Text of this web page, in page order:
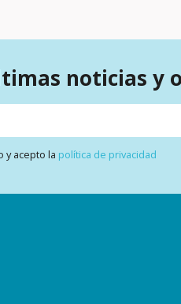
noticias y
y acepto la política de privacidad